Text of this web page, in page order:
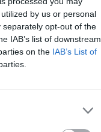
by us or personal
opt-out of the
IAB’s list of downstream
on the IAB’s List of